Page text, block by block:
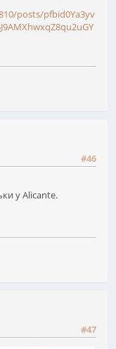
posts/pfbid0Ya3yv
#46
у Alicante.
#47